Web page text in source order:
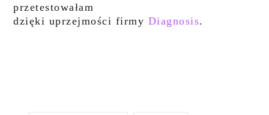
przetestowałam
dzięki uprzejmości firmy Diagnosis.